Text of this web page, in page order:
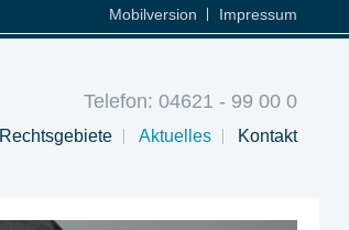
Mobilversion Impressum
Rechtsgebiete Aktuelles Kontakt
Telefon: 04621 - 99 00 0